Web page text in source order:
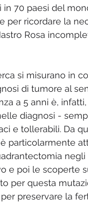
70 paesi del
per ricordare la
Rosa
si misurano in
di tumore al
a 5 anni è,
diagnosi -
e tollerabili. Da
particolarmente
e poi le scoperte
per questa
preservare la